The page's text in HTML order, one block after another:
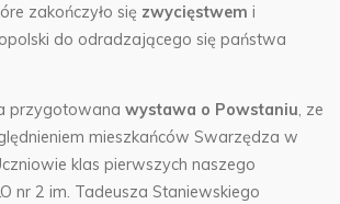
zakończyło się zwycięstwem i
do odradzającego się państwa
przygotowanawystawa o Powstaniu, ze
mieszkańców Swarzędza w
klas pierwszych naszego
nr 2 im. Tadeusza Staniewskiego